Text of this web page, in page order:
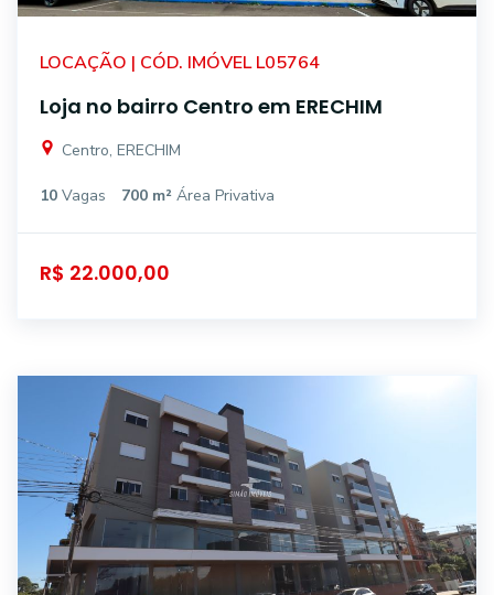
LOCAÇÃO | CÓD. IMÓVEL L05764
Loja no bairro Centro em ERECHIM
Centro, ERECHIM
10 Vagas 700 m² Área Privativa
R$ 22.000,00